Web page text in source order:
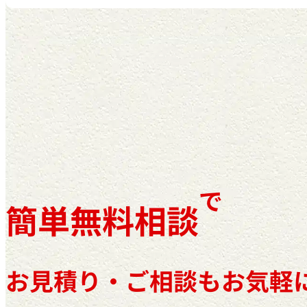
簡単無料相談で
お見積り・ご相談もお気軽